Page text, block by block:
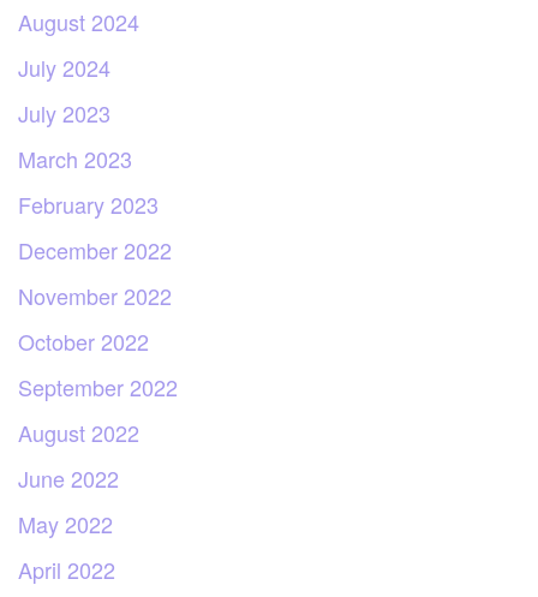
August 2024
July 2024
July 2023
March 2023
February 2023
December 2022
November 2022
October 2022
September 2022
August 2022
June 2022
May 2022
April 2022